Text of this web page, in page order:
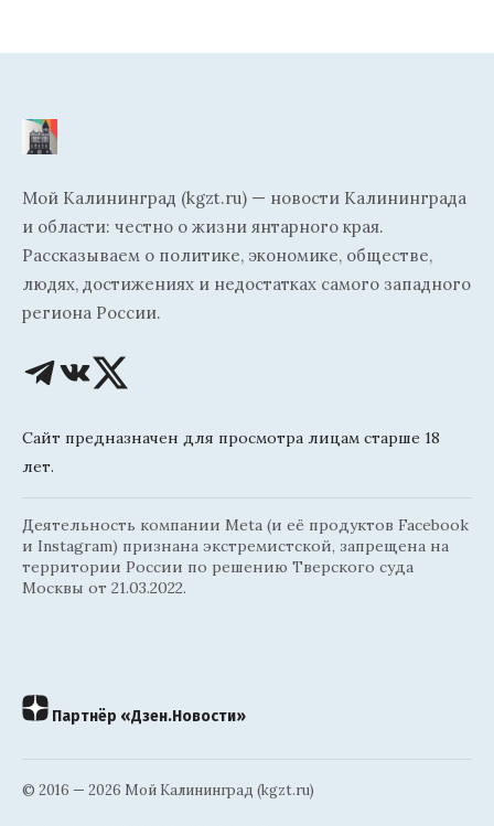
Мой Калининград (kgzt.ru) — новости Калининграда
и области: честно о жизни янтарного края.
Рассказываем о политике, экономике, обществе,
людях, достижениях и недостатках самого западного
региона России.
Сайт предназначен для просмотра лицам старше 18
лет.
Деятельность компании Meta (и её продуктов Facebook
и Instagram) признана экстремистской, запрещена на
территории России по решению Тверского суда
Москвы от 21.03.2022.
Партнёр «Дзен.Новости»
© 2016 — 2026 Мой Калининград (kgzt.ru)